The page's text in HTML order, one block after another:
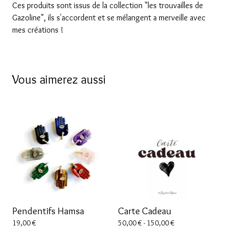
Ces produits sont issus de la collection "les trouvailles de
Gazoline", ils s'accordent et se mélangent a merveille avec
mes créations !
Vous aimerez aussi
Pendentifs Hamsa
19,00€
Carte Cadeau
50,00€ - 150,00€